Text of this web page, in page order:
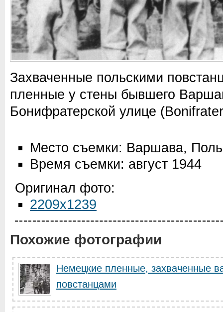
Захваченные польскими
пленные у стены бывшего
Бонифратерской улице
Место съемки: Варшава,
Время съемки: август 1944
Оригинал фото:
2209x1239
Похожие фотографии
Немецкие пленные, захваченные
повстанцами